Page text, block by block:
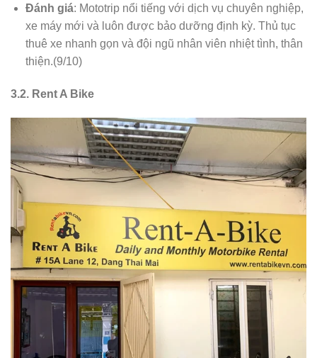
Đánh giá: Mototrip nổi tiếng với dịch vụ chuyên nghiệp,
xe máy mới và luôn được bảo dưỡng định kỳ. Thủ tục
thuê xe nhanh gọn và đội ngũ nhân viên nhiệt tình, thân
thiện.(9/10)
3.2. Rent A Bike